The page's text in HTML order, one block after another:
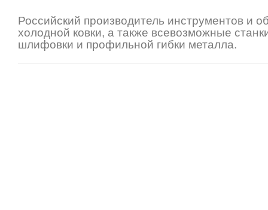
Российский производитель инструментов и
холодной ковки, а также всевозможные
шлифовки и профильной гибки металла.